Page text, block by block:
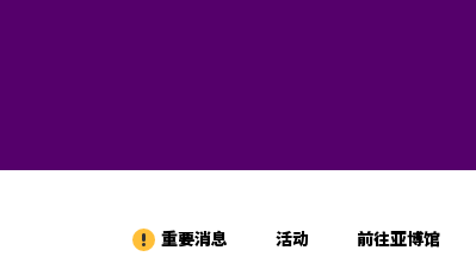
重要消息 活动 前往亚博馆